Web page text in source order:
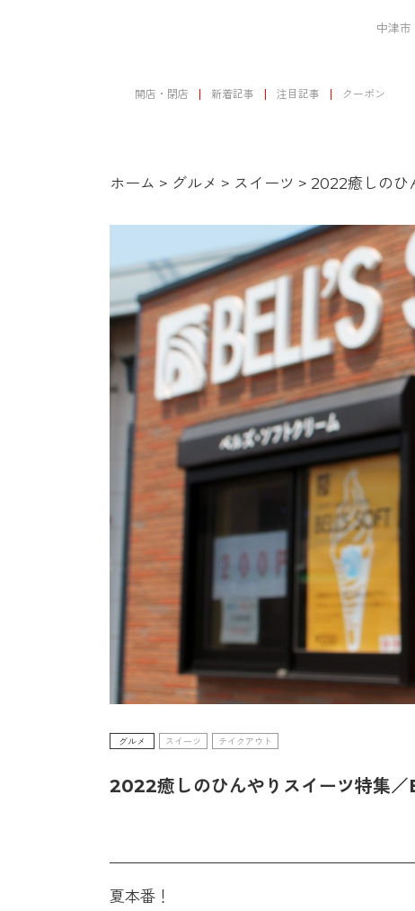
中津市
開店・閉店 新着記事 注目記事 クーポン
ホーム > グルメ > スイーツ > 2022癒しのひ
グルメ スイーツ テイクアウト
2022癒しのひんやりスイーツ特集／
夏本番！